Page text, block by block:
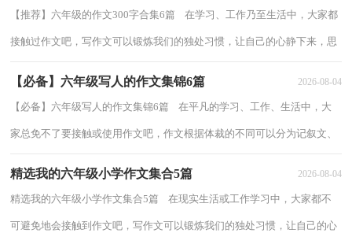
【推荐】六年级的作文300字合集6篇 在学习、工作乃至生活中，大家都
接触过作文吧，写作文可以锻炼我们的独处习惯，让自己的心静下来，思
【必备】六年级写人的作文集锦6篇 2026-08-04
【必备】六年级写人的作文集锦6篇 在平凡的学习、工作、生活中，大
家总免不了要接触或使用作文吧，作文根据体裁的不同可以分为记叙文、
精选我的六年级小学作文集合5篇 2026-08-04
精选我的六年级小学作文集合5篇 在现实生活或工作学习中，大家都不
可避免地会接触到作文吧，写作文可以锻炼我们的独处习惯，让自己的心